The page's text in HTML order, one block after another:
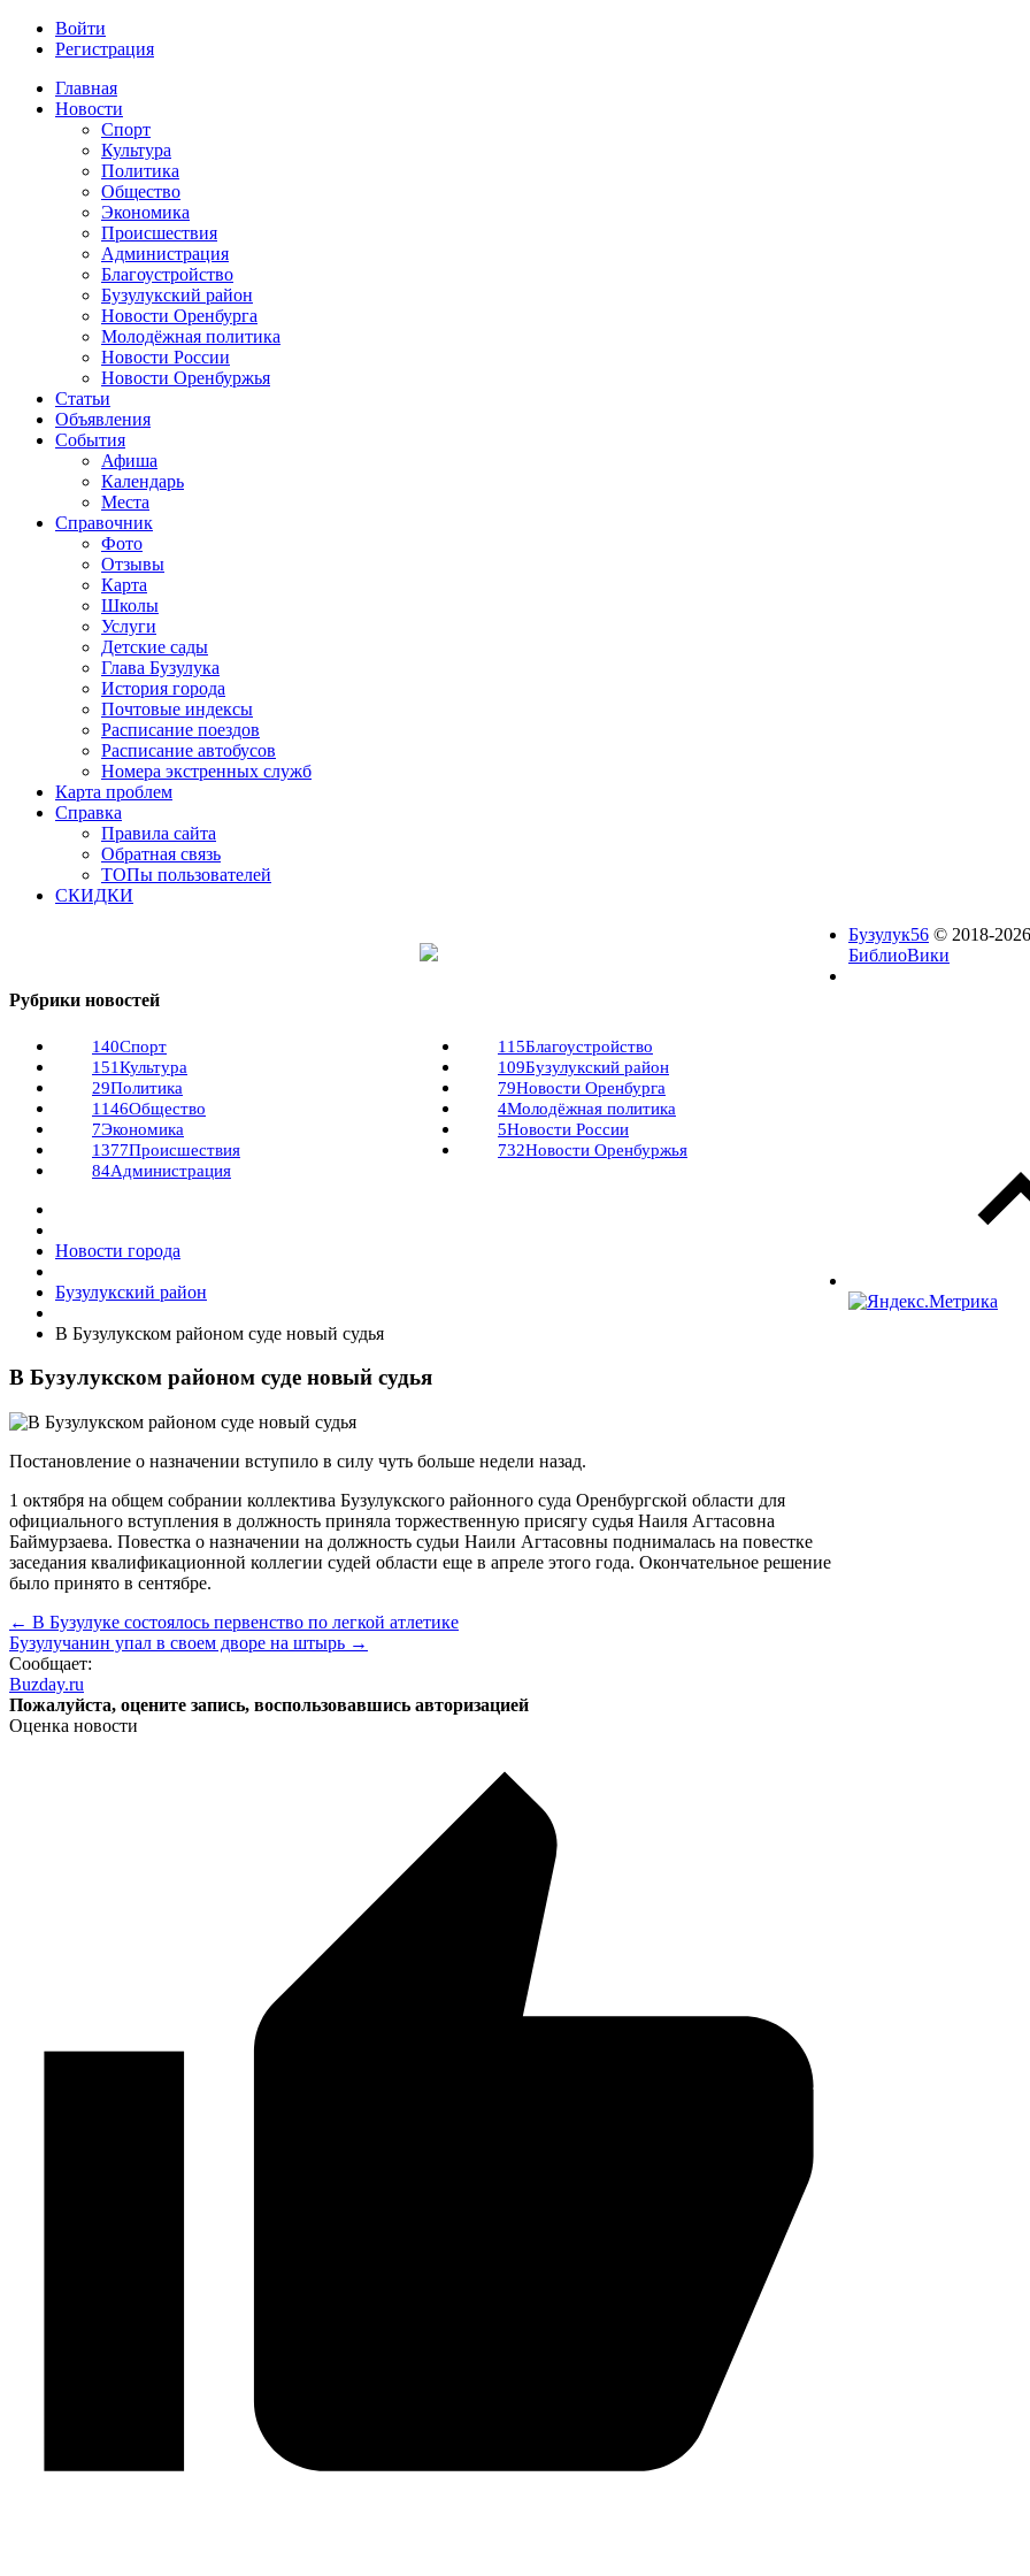
Войти
Регистрация
Главная
Новости
Спорт
Культура
Политика
Общество
Экономика
Происшествия
Администрация
Благоустройство
Бузулукский район
Новости Оренбурга
Молодёжная политика
Новости России
Новости Оренбуржья
Статьи
Объявления
События
Афиша
Календарь
Места
Справочник
Фото
Отзывы
Карта
Школы
Услуги
Детские сады
Глава Бузулука
История города
Почтовые индексы
Расписание поездов
Расписание автобусов
Номера экстренных служб
Карта проблем
Справка
Правила сайта
Обратная связь
ТОПы пользователей
СКИДКИ
Рубрики новостей
140Спорт
151Культура
29Политика
1146Общество
7Экономика
1377Происшествия
84Администрация
115Благоустройство
109Бузулукский район
79Новости Оренбурга
4Молодёжная политика
5Новости России
732Новости Оренбуржья
Новости города
Бузулукский район
В Бузулукском районом суде новый судья
В Бузулукском районом суде новый судья
Постановление о назначении вступило в силу чуть больше недели назад.
1 октября на общем собрании коллектива Бузулукского районного суда Оренбургской области для
официального вступления в должность приняла торжественную присягу судья Наиля Агтасовна
Баймурзаева. Повестка о назначении на должность судьи Наили Агтасовны поднималась на повестке
заседания квалификационной коллегии судей области еще в апреле этого года. Окончательное решение
было принято в сентябре.
← В Бузулуке состоялось первенство по легкой атлетике
Бузулучанин упал в своем дворе на штырь →
Сообщает:
Buzday.ru
Пожалуйста, оцените запись, воспользовавшись авторизацией
Оценка новости
Бузулук56 © 2018-
БиблиоВики